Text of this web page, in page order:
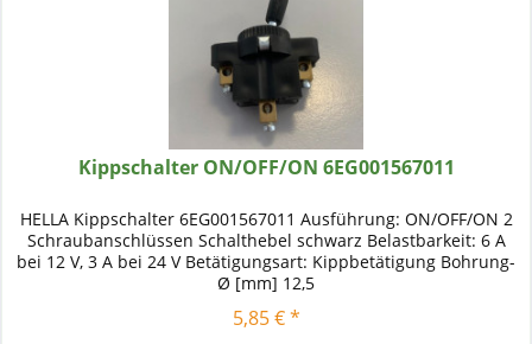
Kippschalter ON/OFF/ON 6EG001567011
HELLA Kippschalter 6EG001567011 Ausführung: ON/OFF/ON 2
Schraubanschlüssen Schalthebel schwarz Belastbarkeit: 6 A
bei 12 V, 3 A bei 24 V Betätigungsart: Kippbetätigung Bohrung-
Ø [mm] 12,5
5,85 € *